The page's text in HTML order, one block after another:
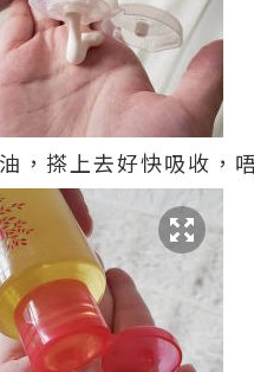
，搽上去好快吸收，